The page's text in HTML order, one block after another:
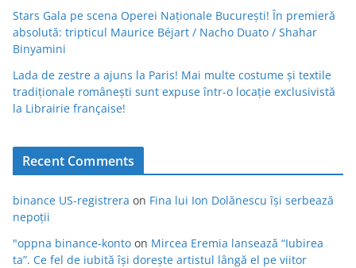
Stars Gala pe scena Operei Naționale București! În premieră
absolută: tripticul Maurice Béjart / Nacho Duato / Shahar
Binyamini
Lada de zestre a ajuns la Paris! Mai multe costume și textile
tradiționale românești sunt expuse într-o locație exclusivistă
la Librairie française!
Recent Comments
binance US-registrera on Fina lui Ion Dolănescu își serbează
nepoții
"oppna binance-konto on Mircea Eremia lansează “Iubirea
ta”. Ce fel de iubită își dorește artistul lângă el pe viitor